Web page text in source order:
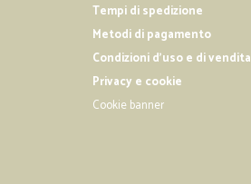
Tempi di spedizione
Metodi di pagamento
Condizioni d'uso e di vendita
Privacy e cookie
Cookie banner